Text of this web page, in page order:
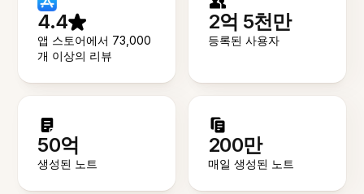
4.4
앱 스토어에서 73,000
개 이상의 리뷰
2억 5천만
등록된 사용자
50억
생성된 노트
200만
매일 생성된 노트